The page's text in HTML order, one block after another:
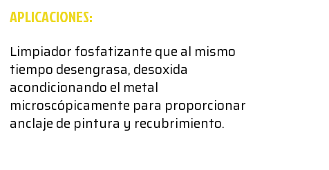
APLICACIONES:
Limpiador fosfatizante que al mismo
tiempo desengrasa, desoxida
acondicionando el metal
microscópicamente para proporcionar
anclaje de pintura y recubrimiento.